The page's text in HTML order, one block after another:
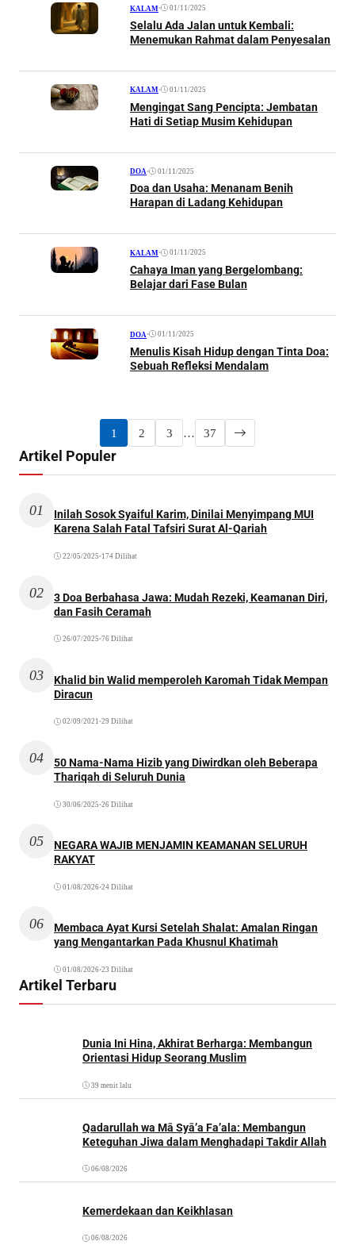
KALAM • 01/11/2025
Selalu Ada Jalan untuk Kembali:
Menemukan Rahmat dalam Penyesalan
KALAM • 01/11/2025
Mengingat Sang Pencipta: Jembatan
Hati di Setiap Musim Kehidupan
DOA• 01/11/2025
Doa dan Usaha: Menanam Benih
Harapan di Ladang Kehidupan
KALAM • 01/11/2025
Cahaya Iman yang Bergelombang:
Belajar dari Fase Bulan
DOA • 01/11/2025
Menulis Kisah Hidup dengan Tinta Doa:
Sebuah Refleksi Mendalam
1 2 3 … 37
Artikel Populer
01
Inilah Sosok Syaiful Karim, Dinilai Menyimpang MUI
Karena Salah Fatal Tafsiri Surat Al-Qariah
22/05/2025 •174 Dilihat
02
3 Doa Berbahasa Jawa: Mudah Rezeki, Keamanan Diri,
dan Fasih Ceramah
26/07/2025 •76 Dilihat
03
Khalid bin Walid memperoleh Karomah Tidak Mempan
Diracun
02/09/2021 •29 Dilihat
04
50 Nama-Nama Hizib yang Diwirdkan oleh Beberapa
Thariqah di Seluruh Dunia
30/06/2025 •26 Dilihat
05
NEGARA WAJIB MENJAMIN KEAMANAN SELURUH
RAKYAT
01/08/2026•24 Dilihat
06
Membaca Ayat Kursi Setelah Shalat: Amalan Ringan
yang Mengantarkan Pada Khusnul Khatimah
01/08/2026•23 Dilihat
Artikel Terbaru
Dunia Ini Hina, Akhirat Berharga: Membangun
Orientasi Hidup Seorang Muslim
39 menit lalu
Qadarullah wa Mā Syā’a Fa’ala: Membangun
Keteguhan Jiwa dalam Menghadapi Takdir Allah
06/08/2026
Kemerdekaan dan Keikhlasan
06/08/2026